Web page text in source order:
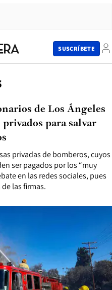
SUSCRÍBETE
privadas de bomberos, cuyos
ser pagados por los “muy
en las redes sociales, pues
las firmas.
de Los Ángeles
para salvar